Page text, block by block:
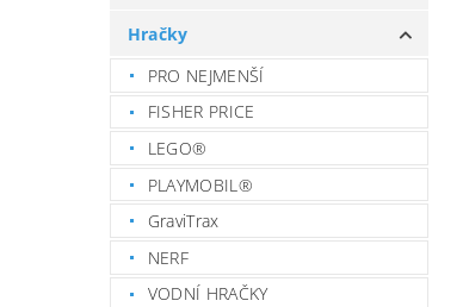
Hračky
PRO NEJMENŠÍ
FISHER PRICE
LEGO®
PLAYMOBIL®
GraviTrax
NERF
VODNÍ HRAČKY